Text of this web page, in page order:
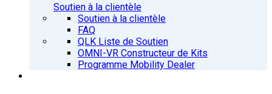
Soutien à la clientèle
Soutien à la clientèle
FAQ
QLK Liste de Soutien
OMNI-VR Constructeur de Kits
Programme Mobility Dealer